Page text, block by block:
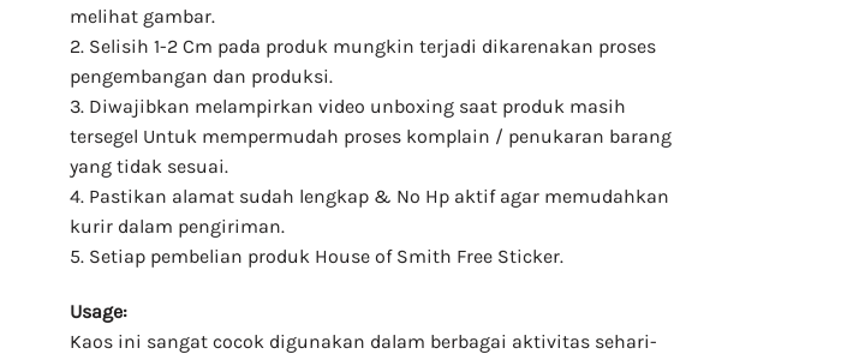
melihat gambar.
2. Selisih 1-2 Cm pada produk mungkin terjadi dikarenakan proses
pengembangan dan produksi.
3. Diwajibkan melampirkan video unboxing saat produk masih
tersegel Untuk mempermudah proses komplain / penukaran barang
yang tidak sesuai.
4. Pastikan alamat sudah lengkap & No Hp aktif agar memudahkan
kurir dalam pengiriman.
5. Setiap pembelian produk House of Smith Free Sticker.
Usage:
Kaos ini sangat cocok digunakan dalam berbagai aktivitas sehari-